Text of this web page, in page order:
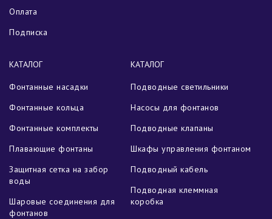
Оплата
Подписка
КАТАЛОГ
Фонтанные насадки
Фонтанные кольца
Фонтанные комплекты
Плавающие фонтаны
Защитная сетка на забор
воды
Шаровые соединения для
фонтанов
КАТАЛОГ
Подводные светильники
Насосы для фонтанов
Подводные клапаны
Шкафы управления фонтаном
Подводный кабель
Подводная клеммная
коробка